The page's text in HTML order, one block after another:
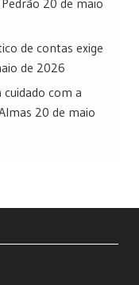
de contas exige
de 2026
com a
20 de maio